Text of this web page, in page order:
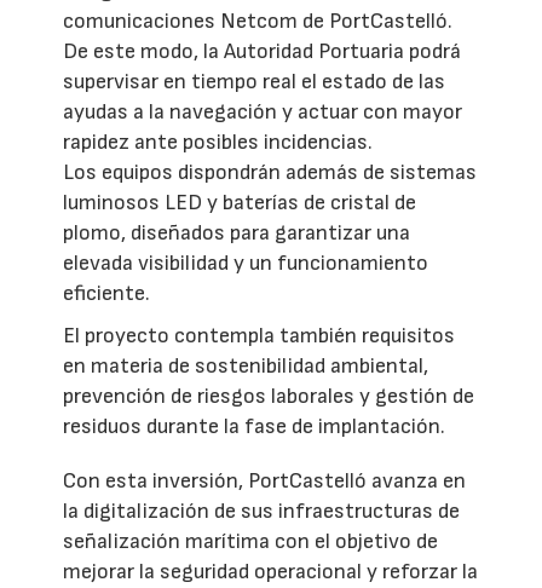
comunicaciones Netcom de PortCastelló.
De este modo, la Autoridad Portuaria podrá
supervisar en tiempo real el estado de las
ayudas a la navegación y actuar con mayor
rapidez ante posibles incidencias.
Los equipos dispondrán además de sistemas
luminosos LED y baterías de cristal de
plomo, diseñados para garantizar una
elevada visibilidad y un funcionamiento
eficiente.
El proyecto contempla también requisitos
en materia de sostenibilidad ambiental,
prevención de riesgos laborales y gestión de
residuos durante la fase de implantación.
Con esta inversión, PortCastelló avanza en
la digitalización de sus infraestructuras de
señalización marítima con el objetivo de
mejorar la seguridad operacional y reforzar la